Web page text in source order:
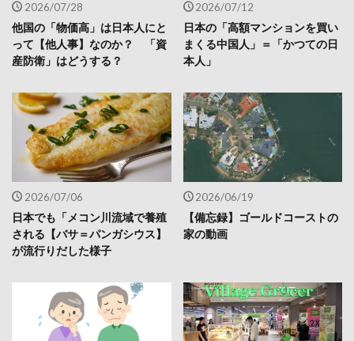
2026/07/28
他国の「物価高」は日本人にと
って【他人事】なのか？ 「資
産防衛」はどうする？
2026/07/12
日本の「高額マンションを買い
まくる中国人」＝「かつての日
本人」
2026/07/06
日本でも「メコン川流域で養殖
される【バサ＝パンガシウス】
が流行りだした様子
2026/06/19
【備忘録】ゴールドコーストの
家の動画